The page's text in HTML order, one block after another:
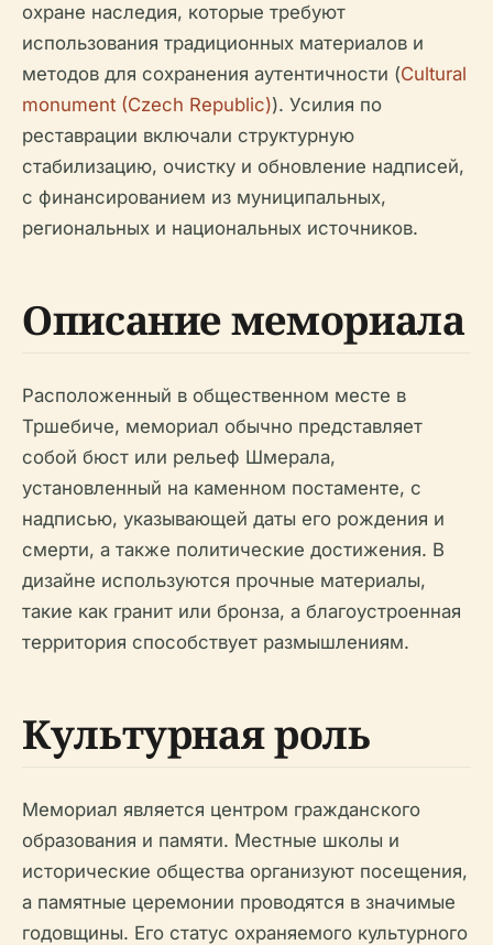
охране наследия, которые требуют
использования традиционных материалов и
методов для сохранения аутентичности (Cultural
monument (Czech Republic)). Усилия по
реставрации включали структурную
стабилизацию, очистку и обновление надписей,
с финансированием из муниципальных,
региональных и национальных источников.
Описание мемориала
Расположенный в общественном месте в
Тршебиче, мемориал обычно представляет
собой бюст или рельеф Шмерала,
установленный на каменном постаменте, с
надписью, указывающей даты его рождения и
смерти, а также политические достижения. В
дизайне используются прочные материалы,
такие как гранит или бронза, а благоустроенная
территория способствует размышлениям.
Культурная роль
Мемориал является центром гражданского
образования и памяти. Местные школы и
исторические общества организуют посещения,
а памятные церемонии проводятся в значимые
годовщины. Его статус охраняемого культурного